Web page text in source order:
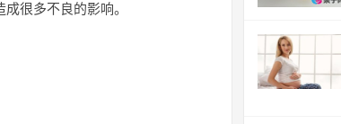
很多不良的影响。